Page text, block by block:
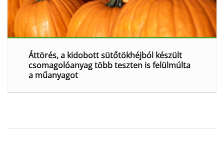
Áttörés, a kidobott sütőtökhéjból készült
csomagolóanyag több teszten is felülmúlta
a műanyagot